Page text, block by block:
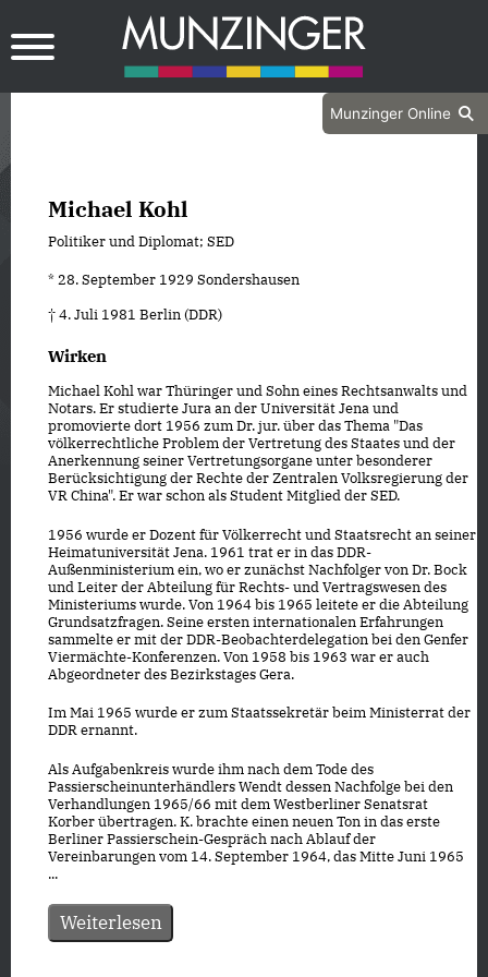
Munzinger Online
Michael Kohl
Politiker und Diplomat; SED
* 28. September 1929 Sondershausen
† 4. Juli 1981 Berlin (DDR)
Wirken
Michael Kohl war Thüringer und Sohn eines Rechtsanwalts und
Notars. Er studierte Jura an der Universität Jena und
promovierte dort 1956 zum Dr. jur. über das Thema "Das
völkerrechtliche Problem der Vertretung des Staates und der
Anerkennung seiner Vertretungsorgane unter besonderer
Berücksichtigung der Rechte der Zentralen Volksregierung der
VR China". Er war schon als Student Mitglied der SED.
1956 wurde er Dozent für Völkerrecht und Staatsrecht an seiner
Heimatuniversität Jena. 1961 trat er in das DDR-
Außenministerium ein, wo er zunächst Nachfolger von Dr. Bock
und Leiter der Abteilung für Rechts- und Vertragswesen des
Ministeriums wurde. Von 1964 bis 1965 leitete er die Abteilung
Grundsatzfragen. Seine ersten internationalen Erfahrungen
sammelte er mit der DDR-Beobachterdelegation bei den Genfer
Viermächte-Konferenzen. Von 1958 bis 1963 war er auch
Abgeordneter des Bezirkstages Gera.
Im Mai 1965 wurde er zum Staatssekretär beim Ministerrat der
DDR ernannt.
Als Aufgabenkreis wurde ihm nach dem Tode des
Passierscheinunterhändlers Wendt dessen Nachfolge bei den
Verhandlungen 1965/66 mit dem Westberliner Senatsrat
Korber übertragen. K. brachte einen neuen Ton in das erste
Berliner Passierschein-Gespräch nach Ablauf der
Vereinbarungen vom 14. September 1964, das Mitte Juni 1965
...
Weiterlesen